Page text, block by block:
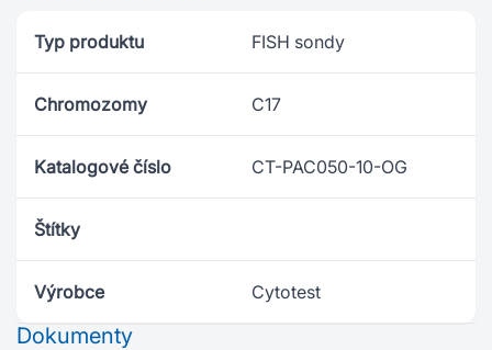
Typ produktu FISH sondy
Chromozomy C17
Katalogové číslo CT-PAC050-10-OG
Štítky
Výrobce Cytotest
Dokumenty